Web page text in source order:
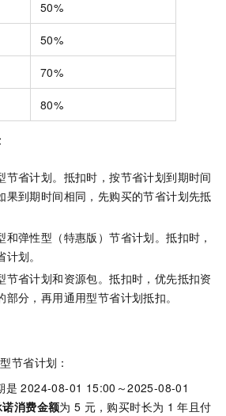
50%
50%
70%
80%
节省计划。抵扣时，按节省计划到期时间
果到期时间相同，先购买的节省计划先抵
和弹性型（特惠版）节省计划。抵扣时，
划。
节省计划和资源包。抵扣时，优先抵扣资
分，再用通用型节省计划抵扣。
节省计划：
是 2024-08-01 15:00～2025-08-01
消费金额为 5 元，购买时长为 1 年且付